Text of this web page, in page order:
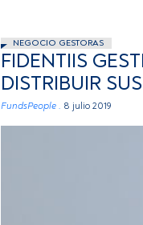
NEGOCIO GESTORAS
FIDENTIIS
DISTRIBUIR
FundsPeople . 8 julio 2019